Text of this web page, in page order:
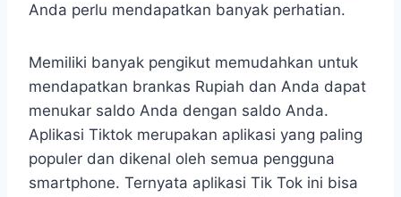
Anda perlu mendapatkan banyak perhatian.
Memiliki banyak pengikut memudahkan untuk
mendapatkan brankas Rupiah dan Anda dapat
menukar saldo Anda dengan saldo Anda.
Aplikasi Tiktok merupakan aplikasi yang paling
populer dan dikenal oleh semua pengguna
smartphone. Ternyata aplikasi Tik Tok ini bisa